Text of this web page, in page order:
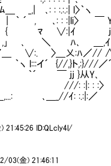
､: : :.:.:| l〉｀ヽ
´ , ､: : :|li〉 ￣
{ ﾏ ∨:|ｲ j
Ⅵﾊ､ ＿,ｲ
＿ ∨:. 〉＿乂:ﾊ／//
l:::イ´ {//,}ト,:}///／´
｀´ ￣ jj }从Y
:.､ ///: :|: : :
,...: ､＿_//ｲ: :.:|:
21:45:26 ID:QLcly4l/
03(金) 21:46:11